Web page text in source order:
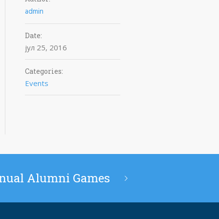
admin
Date:
јул 25, 2016
Categories:
Events
Alumni Games